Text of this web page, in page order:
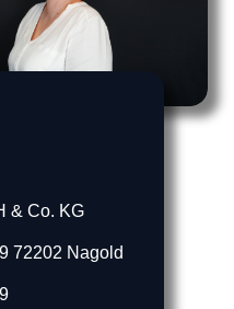
& Co. KG
72202 Nagold